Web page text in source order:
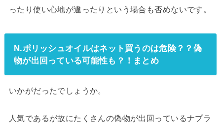
ったり使い心地が違ったりという場合も否めないです。
N.ポリッシュオイルはネット買うのは危険？？偽
物が出回っている可能性も？！まとめ
いかがだったでしょうか。
人気であるが故にたくさんの偽物が出回っているナプラ